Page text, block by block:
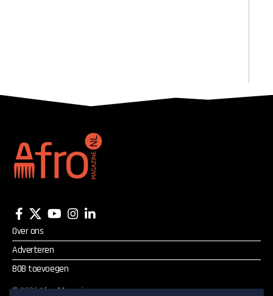
Over ons
Adverteren
BOB toevoegen
©2026Afro Magazine.